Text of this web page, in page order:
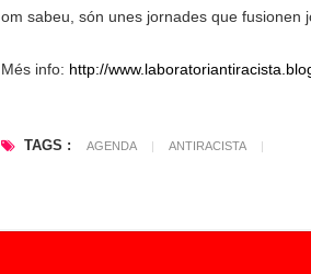
om sabeu, són unes jornades que fusionen
Més info: http://
TAGS : AGENDA | ANTIRACISTA |